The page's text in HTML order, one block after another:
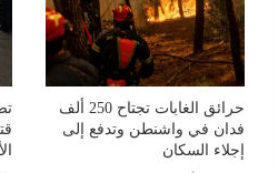
حرائق الغابات تجتاح 250 ألف
فدان في واشنطن وتدفع إلى
إجلاء السكان